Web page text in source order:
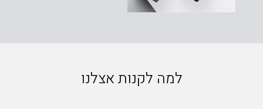
למה לקנות אצלנו